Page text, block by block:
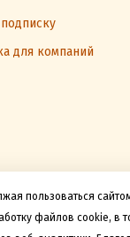
пользоваться
файлов cookie, в
для компаний